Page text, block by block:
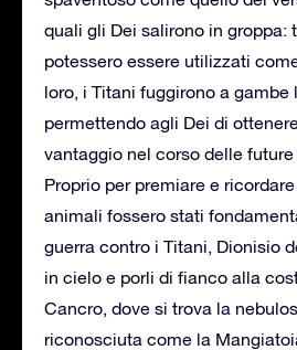
quali gli Dei salirono in groppa:
potessero essere utilizzati
loro, i Titani fuggirono a gambe
permettendo agli Dei di
vantaggio nel corso delle
Proprio per premiare e
animali fossero stati
guerra contro i Titani, Dionisio
in cielo e porli di fianco alla
Cancro, dove si trova la
riconosciuta come la